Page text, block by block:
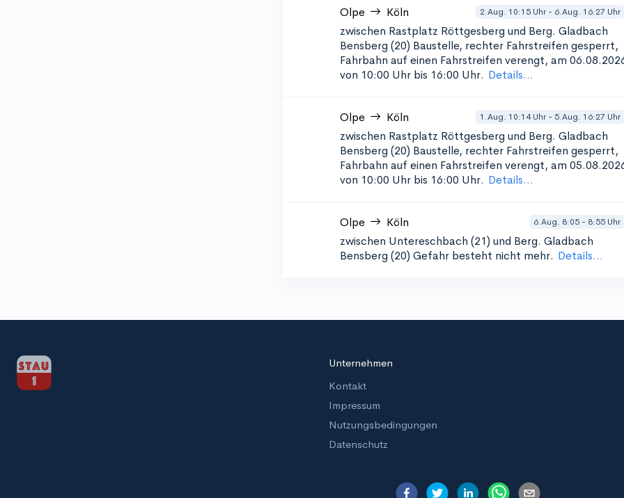
Olpe Köln 2.Aug. 10:15 Uhr - 6.Aug. 16:27 Uhr
zwischen Rastplatz Röttgesberg und Berg. Gladbach
Bensberg (20) Baustelle, rechter Fahrstreifen gesperrt,
Fahrbahn auf einen Fahrstreifen verengt, am
von 10:00 Uhr bis 16:00 Uhr. Details...
Olpe Köln 1.Aug. 10:14 Uhr - 5.Aug. 16:27 Uhr
zwischen Rastplatz Röttgesberg und Berg. Gladbach
Bensberg (20) Baustelle, rechter Fahrstreifen gesperrt,
Fahrbahn auf einen Fahrstreifen verengt, am
von 10:00 Uhr bis 16:00 Uhr. Details...
Olpe Köln 6.Aug. 8:05 - 8:55 Uhr
zwischen Untereschbach (21) und Berg. Gladbach
Bensberg (20) Gefahr besteht nicht mehr. Details...
Unternehmen
Kontakt
Impressum
Nutzungsbedingungen
Datenschutz